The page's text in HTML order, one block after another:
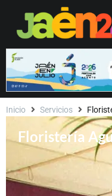
Inicio Servicios
Floristería